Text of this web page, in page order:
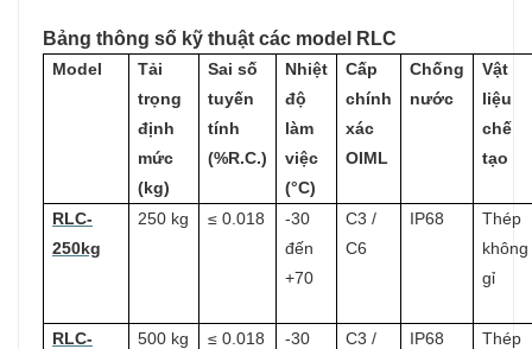
Bảng thông số kỹ thuật các model RLC
Model
Tải
trọng
định
mức
(kg)
Sai số
tuyến
tính
(%R.C.)
Nhiệt
độ
làm
việc
(°C)
Cấp
chính
xác
OIML
Chống
nước
Vật
liệu
chế
tạo
RLC-
250kg
250 kg ≤ 0.018
-30
đến
+70
C3 /
C6
IP68
Thép
không
gỉ
RLC-
500 kg ≤ 0.018
-30
C3 /
IP68
Thép